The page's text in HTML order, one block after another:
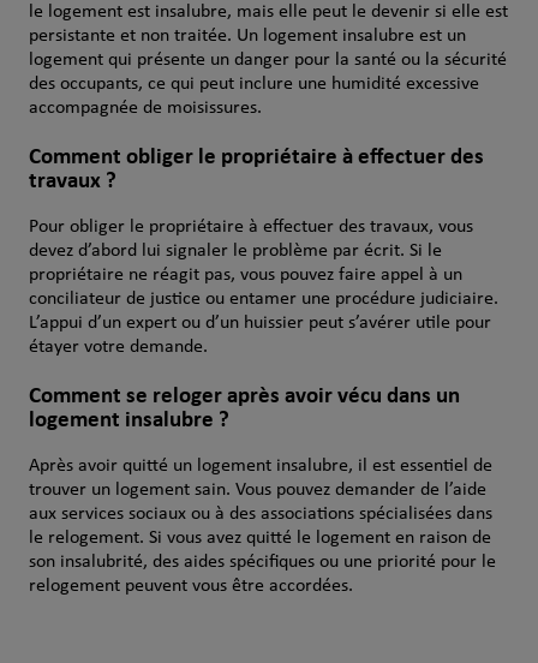
le logement est insalubre, mais elle peut le devenir si elle est
persistante et non traitée. Un logement insalubre est un
logement qui présente un danger pour la santé ou la sécurité
des occupants, ce qui peut inclure une humidité excessive
accompagnée de moisissures.
Comment obliger le propriétaire à effectuer des
travaux ?
Pour obliger le propriétaire à effectuer des travaux, vous
devez d’abord lui signaler le problème par écrit. Si le
propriétaire ne réagit pas, vous pouvez faire appel à un
conciliateur de justice ou entamer une procédure judiciaire.
L’appui d’un expert ou d’un huissier peut s’avérer utile pour
étayer votre demande.
Comment se reloger après avoir vécu dans un
logement insalubre ?
Après avoir quitté un logement insalubre, il est essentiel de
trouver un logement sain. Vous pouvez demander de l’aide
aux services sociaux ou à des associations spécialisées dans
le relogement. Si vous avez quitté le logement en raison de
son insalubrité, des aides spécifiques ou une priorité pour le
relogement peuvent vous être accordées.